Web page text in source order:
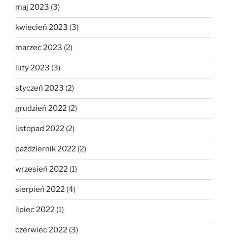
maj 2023 (3)
kwiecień 2023 (3)
marzec 2023 (2)
luty 2023 (3)
styczeń 2023 (2)
grudzień 2022 (2)
listopad 2022 (2)
październik 2022 (2)
wrzesień 2022 (1)
sierpień 2022 (4)
lipiec 2022 (1)
czerwiec 2022 (3)